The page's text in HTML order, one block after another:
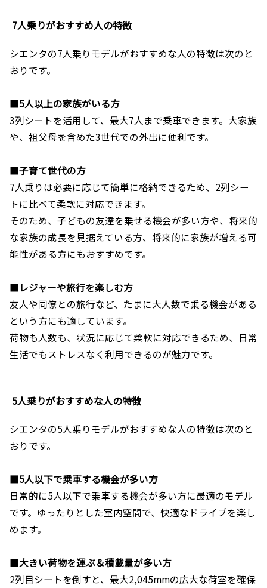
7人乗りがおすすめ人の特徴
シエンタの7人乗りモデルがおすすめな人の特徴は次のと
おりです。
■5人以上の家族がいる方
3列シートを活用して、最大7人まで乗車できます。大家族
や、祖父母を含めた3世代での外出に便利です。
■子育て世代の方
7人乗りは必要に応じて簡単に格納できるため、2列シー
トに比べて柔軟に対応できます。
そのため、子どもの友達を乗せる機会が多い方や、将来的
な家族の成長を見据えている方、将来的に家族が増える可
能性がある方にもおすすめです。
■レジャーや旅行を楽しむ方
友人や同僚との旅行など、たまに大人数で乗る機会がある
という方にも適しています。
荷物も人数も、状況に応じて柔軟に対応できるため、日常
生活でもストレスなく利用できるのが魅力です。
5人乗りがおすすめな人の特徴
シエンタの5人乗りモデルがおすすめな人の特徴は次のと
おりです。
■5人以下で乗車する機会が多い方
日常的に5人以下で乗車する機会が多い方に最適のモデル
です。ゆったりとした室内空間で、快適なドライブを楽し
めます。
■大きい荷物を運ぶ＆積載量が多い方
2列目シートを倒すと、最大2,045mmの広大な荷室を確保